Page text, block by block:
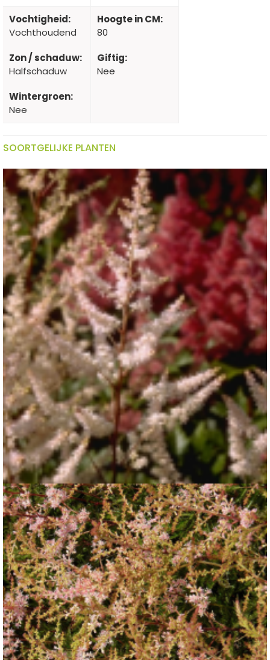
Vochtigheid:
Vochthoudend
Zon / schaduw:
Halfschaduw
Wintergroen:
Nee
Hoogte in CM:
80
Giftig:
Nee
SOORTGELIJKE PLANTEN
Spirea
Astilbe 'Bumalda'